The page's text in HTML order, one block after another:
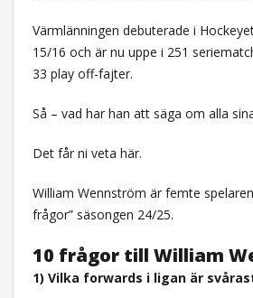
Värmlänningen debuterade i
15/16 och är nu uppe i 251
33 play off-fajter.
Så – vad har han att säga om alla
Det får ni veta här.
William Wennström är femte
frågor” säsongen 24/25.
10 frågor till William
1) Vilka forwards i ligan är